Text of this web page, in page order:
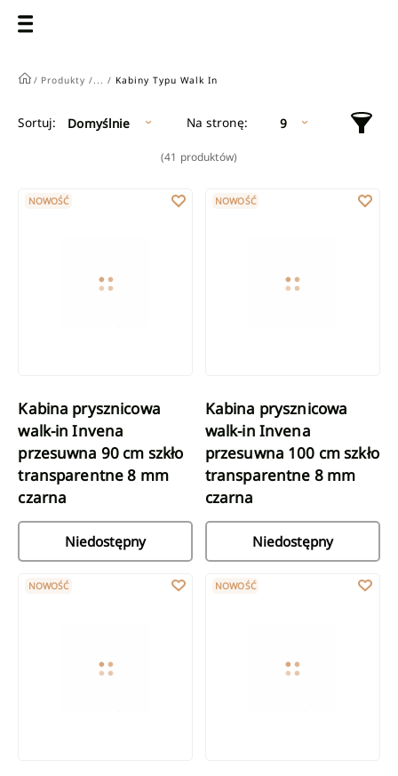
/ Produkty / ... / Kabiny Typu Walk In
Sortuj: Domyślnie Na stronę: 9
(41 produktów)
Kabina prysznicowa walk-in Invena przesuwna 90 cm szkło
NOWOŚĆ
Kabina prysznicowa
walk-in Invena
przesuwna 90 cm szkło
transparentne 8 mm
czarna
Niedostępny
Kabina prysznicowa walk-in
NOWOŚĆ
Kabina prysznicowa
walk-in Invena
przesuwna 100 cm szkło
transparentne 8 mm
czarna
Niedostępny
Kabina prysznicowa walk-in przesuwna 90 cm szkło
NOWOŚĆ Kabina prysznicowa walk-in
NOWOŚĆ